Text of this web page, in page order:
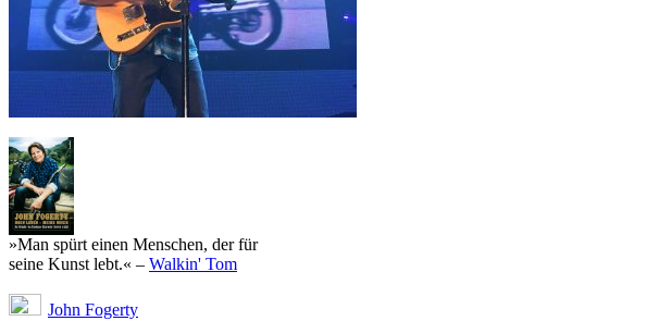
»Man spürt einen Menschen, der für
seine Kunst lebt.« – Walkin' Tom
John Fogerty